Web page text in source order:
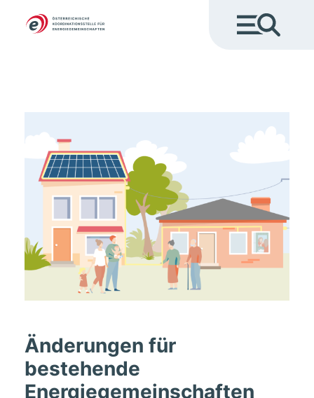
Änderungen für
bestehende
Energiegemeinschaften